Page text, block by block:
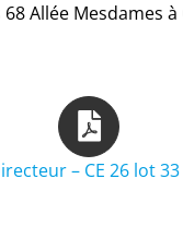
Allée Mesdames à
– CE 26 lot